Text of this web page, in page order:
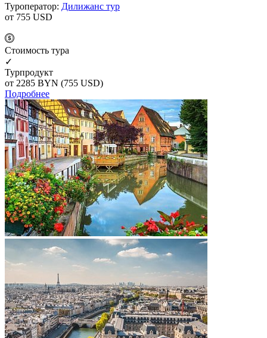
Туроператор: Дилижанс тур
от 755 USD
Cтоимость тура
✓
Турпродукт
от 2285 BYN (755 USD)
Подробнее